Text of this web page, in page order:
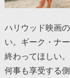
ハリウッド映画
い。ギーク・ナ
終わってほしい。
何事も享受する